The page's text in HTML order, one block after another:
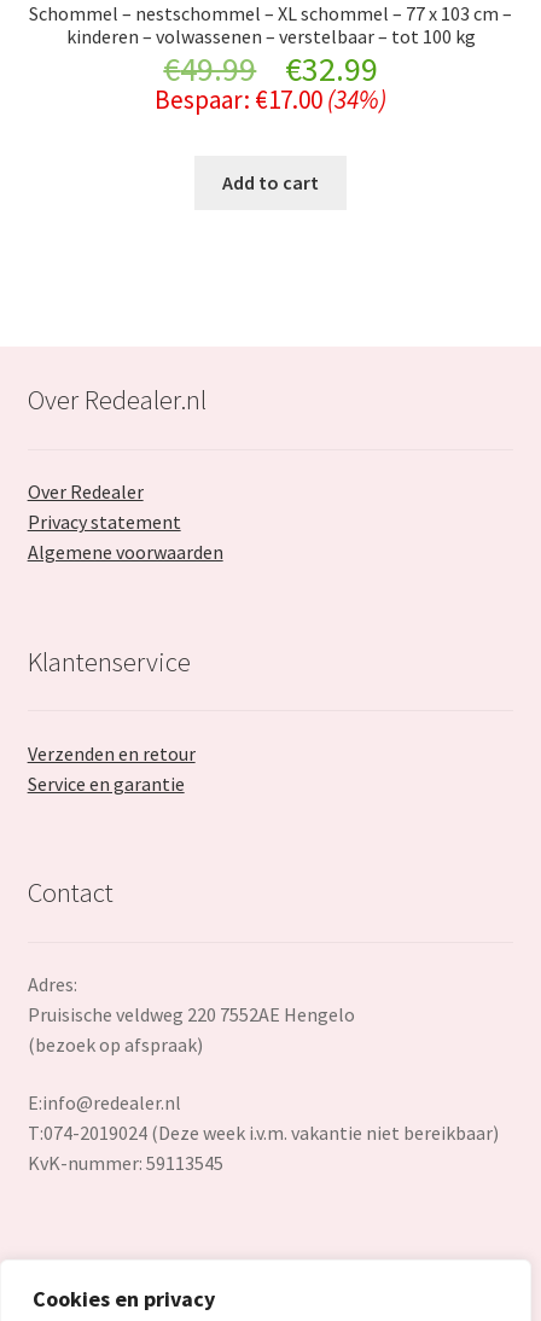
Cookies en privacy
Schommel – nestschommel – XL schommel – 77 x 103 cm –
kinderen – volwassenen – verstelbaar – tot 100 kg
€49.99
Original
price
was:
€32.99Current
price
Bespaar: €17.00(34%)
Add to cart
Over Redealer.nl
Over Redealer
Privacy statement
Algemene voorwaarden
Klantenservice
Verzenden en retour
Service en garantie
Contact
Adres:
Pruisische veldweg 220 7552AE Hengelo
(bezoek op afspraak)
E:info@redealer.nl
T:074-2019024 (Deze week i.v.m. vakantie niet bereikbaar)
KvK-nummer: 59113545
© Redealer.nl | Gecontroleerde retourproducten en nieuwe